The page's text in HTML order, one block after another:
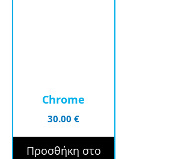
Chrome
30.00€
Προσθήκη στο